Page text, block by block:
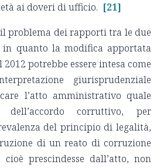
ai doveri di ufficio. [21]
problema dei rapporti tra le due
quanto la modifica apportata
2012 potrebbe essere intesa come
giurisprudenziale
l’atto amministrativo quale
dell’accordo corruttivo, per
del principio di legalità,
di un reato di corruzione
prescindesse dall’atto, non